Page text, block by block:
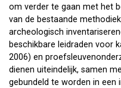
om verder te gaan met het
van de bestaande
archeologisch
beschikbare leidraden voor
2006) en
dienen uiteindelijk, samen
gebundeld te worden in een